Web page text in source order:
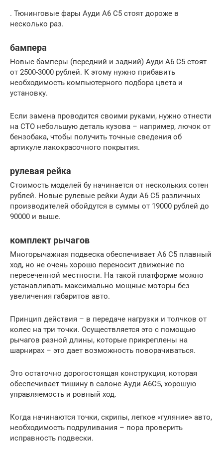
. Тюнинговые фары Ауди А6 С5 стоят дороже в
несколько раз.
бампера
Новые бамперы (передний и задний) Ауди А6 С5 стоят
от 2500-3000 рублей. К этому нужно прибавить
необходимость компьютерного подбора цвета и
установку.
Если замена проводится своими руками, нужно отнести
на СТО небольшую деталь кузова – например, лючок от
бензобака, чтобы получить точные сведения об
артикуле лакокрасочного покрытия.
рулевая рейка
Стоимость моделей бу начинается от нескольких сотен
рублей. Новые рулевые рейки Ауди А6 С5 различных
производителей обойдутся в суммы от 19000 рублей до
90000 и выше.
комплект рычагов
Многорычажная подвеска обеспечивает А6 С5 плавный
ход, но не очень хорошо переносит движение по
пересеченной местности. На такой платформе можно
устанавливать максимально мощные моторы без
увеличения габаритов авто.
Принцип действия – в передаче нагрузки и толчков от
колес на три точки. Осуществляется это с помощью
рычагов разной длины, которые прикреплены на
шарнирах – это дает возможность поворачиваться.
Это остаточно дорогостоящая конструкция, которая
обеспечивает тишину в салоне Ауди А6С5, хорошую
управляемость и ровный ход.
Когда начинаются точки, скрипы, легкое «гуляние» авто,
необходимость подруливания – пора проверить
исправность подвески.